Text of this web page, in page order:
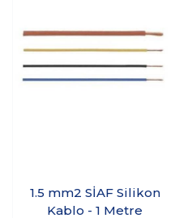
1.5 mm2 SİAF Silikon
Kablo - 1 Metre